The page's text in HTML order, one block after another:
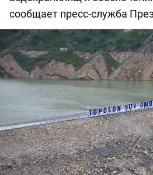
сообщает пресс-служба